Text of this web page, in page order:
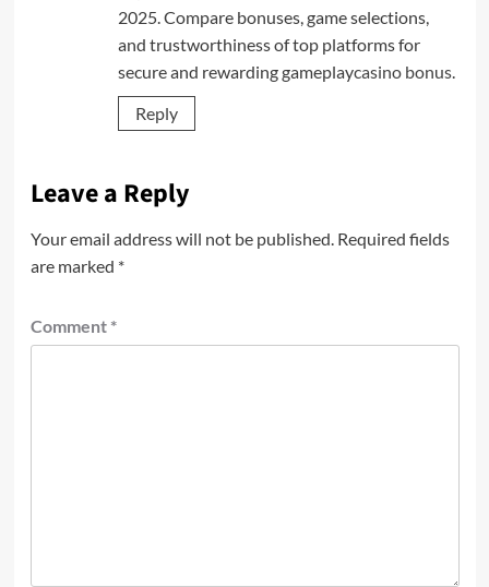
2025. Compare bonuses, game selections,
and trustworthiness of top platforms for
secure and rewarding gameplaycasino bonus.
Reply
Leave a Reply
Your email address will not be published. Required fields
are marked *
Comment *